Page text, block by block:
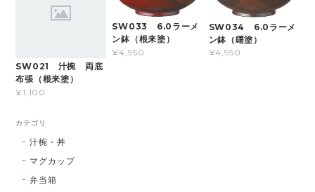
SW021 汁椀 両底
布張（根来塗）
¥1,100
SW033 6.0ラーメ
ン鉢（根来塗）
¥4,950
SW034 6.0ラーメ
ン鉢（曙塗）
¥4,950
カテゴリ
汁椀・丼
マグカップ
弁当箱